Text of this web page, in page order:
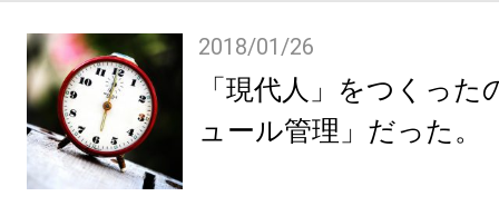
2018/01/26
「現代人」をつくっ
ュール管理」だった。